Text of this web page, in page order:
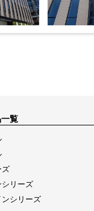
覧
ズ
シリーズ
ンシリーズ